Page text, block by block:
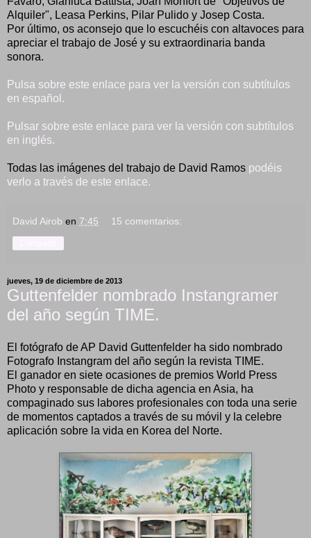
Alquiler", Leasa Perkins, Pilar Pulido y Josep Costa.
Por último, os aconsejo que lo escuchéis con altavoces para
apreciar el trabajo de José y su extraordinaria banda
sonora.
Pulsa sobre este enlace para ver la versión con subtítulos
en español.
Pulsar sobre este enlace para ver la versión con subtítulos
en inglés.
Todas las imágenes del trabajo de David Ramos podéis
verlo a través de este enlace.
David Airob en 7:45 15 comentarios:
jueves, 19 de diciembre de 2013
Guttenfelder nombrado Instangramer
del año según TIME.
El fotógrafo de AP David Guttenfelder ha sido nombrado
Fotografo Instangram del año según la revista TIME.
El ganador en siete ocasiones de premios World Press
Photo y responsable de dicha agencia en Asia, ha
compaginado sus labores profesionales con toda una serie
de momentos captados a través de su móvil y la celebre
aplicación sobre la vida en Korea del Norte.